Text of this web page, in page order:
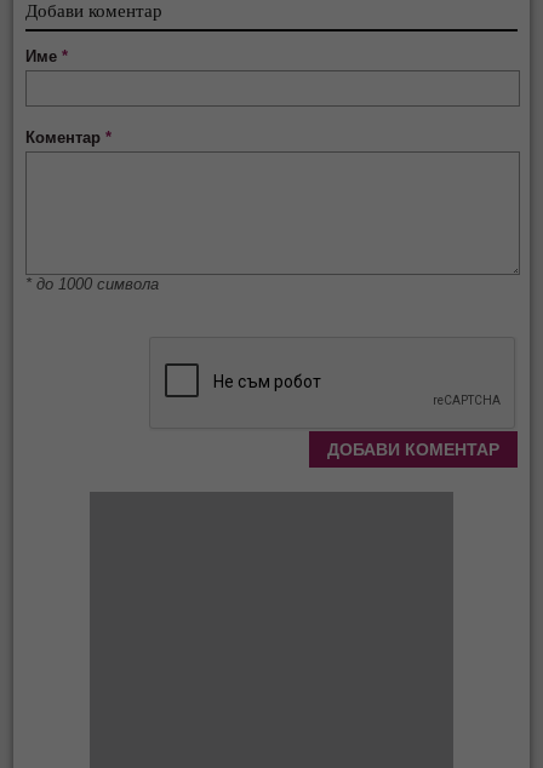
Добави коментар
Име*
Коментар*
* до 1000 символа